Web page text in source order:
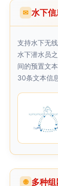
✉ 水下
支持水下无
水下潜水员
间的预置文
30条文本信息
🌐 多种